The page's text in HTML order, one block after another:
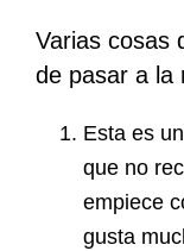
Varias cosas
de pasar a la
Esta es
que no
empiece
gusta